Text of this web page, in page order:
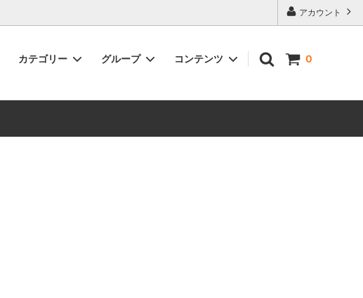
アカウント
0
カテゴリー グループ コンテンツ
outside of Japan!